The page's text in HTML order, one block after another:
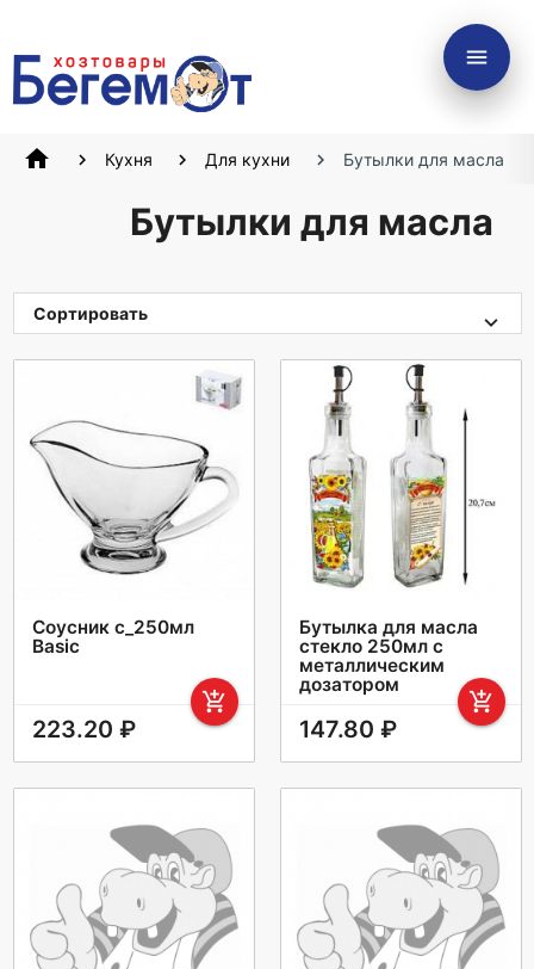
menu
home Кухня Для кухни Бутылки для масла
Бутылки для масла
Сортировать
Соусник с_250мл
Basic
add_shopping_cart
223.20 ₽
Бутылка для масла
стекло 250мл с
металлическим
дозатором
add_shopping_cart
147.80 ₽